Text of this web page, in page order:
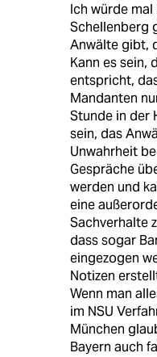
Ich würde
Schellenberg
Anwälte gibt,
Kann es sein,
entspricht,
Mandanten
Stunde in der
sein, das
Unwahrheit
Gespräche
werden und
eine
Sachverhalte
dass sogar
eingezogen
Notizen
Wenn man
im NSU
München
Bayern auch